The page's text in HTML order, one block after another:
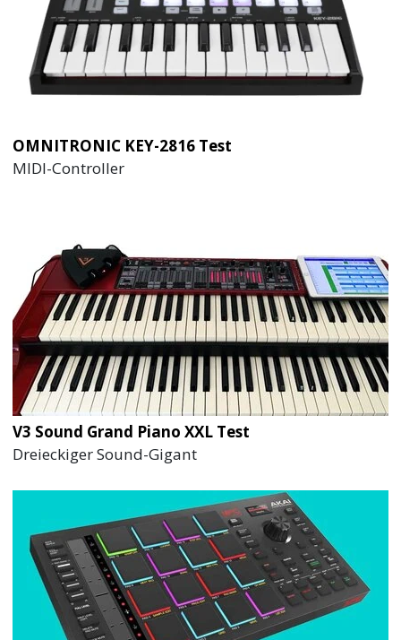
OMNITRONIC KEY-2816 Test
MIDI-Controller
V3 Sound Grand Piano XXL Test
Dreieckiger Sound-Gigant